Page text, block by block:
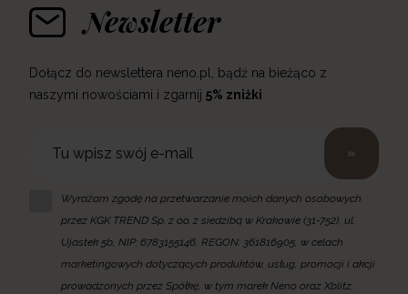
Newsletter
Dołącz do newslettera neno.pl, bądź na bieżąco z
naszymi nowościami i zgarnij 5% zniżki
»
Wyrażam zgodę na przetwarzanie moich danych osobowych
przez KGK TREND Sp. z o.o. z siedzibą w Krakowie (31-752), ul.
Ujastek 5b, NIP: 6783155146, REGON: 361816905, w celach
marketingowych dotyczących produktów, usług, promocji i akcji
prowadzonych przez Spółkę, w tym marek Neno oraz Xblitz.